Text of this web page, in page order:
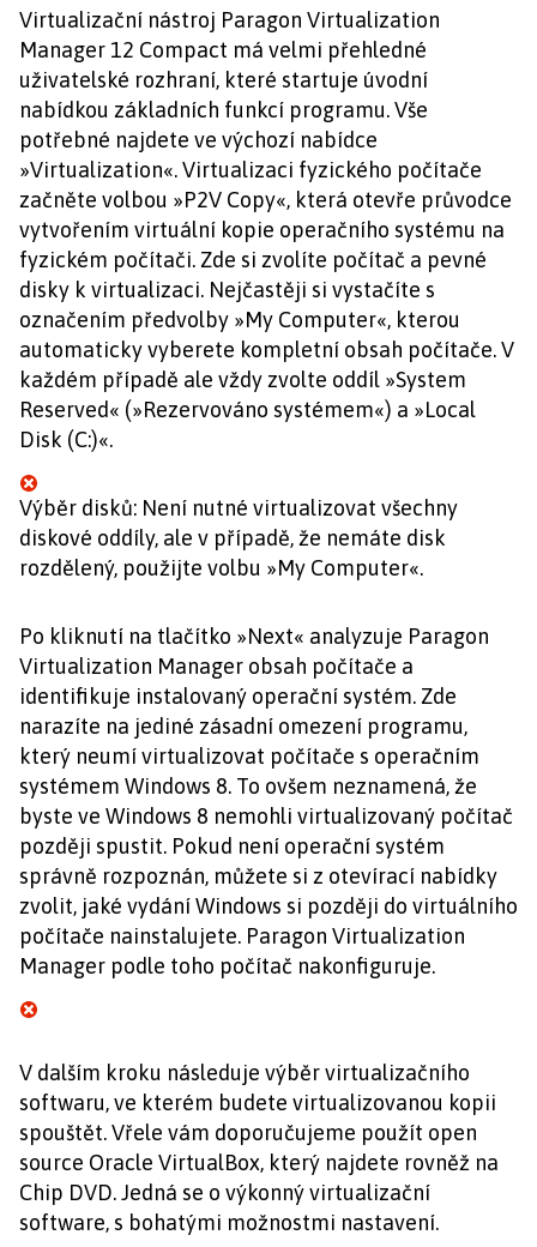
Virtualizační nástroj Paragon Virtualization
Manager 12 Compact má velmi přehledné
uživatelské rozhraní, které startuje úvodní
nabídkou základních funkcí programu. Vše
potřebné najdete ve výchozí nabídce
»Virtualization«. Virtualizaci fyzického počítače
začněte volbou »P2V Copy«, která otevře průvodce
vytvořením virtuální kopie operačního systému na
fyzickém počítači. Zde si zvolíte počítač a pevné
disky k virtualizaci. Nejčastěji si vystačíte s
označením předvolby »My Computer«, kterou
automaticky vyberete kompletní obsah počítače. V
každém případě ale vždy zvolte oddíl »System
Reserved« (»Rezervováno systémem«) a »Local
Disk (C:)«.
Výběr disků: Není nutné virtualizovat všechny
diskové oddíly, ale v případě, že nemáte disk
rozdělený, použijte volbu »My Computer«.
Po kliknutí na tlačítko »Next« analyzuje Paragon
Virtualization Manager obsah počítače a
identifikuje instalovaný operační systém. Zde
narazíte na jediné zásadní omezení programu,
který neumí virtualizovat počítače s operačním
systémem Windows 8. To ovšem neznamená, že
byste ve Windows 8 nemohli virtualizovaný počítač
později spustit. Pokud není operační systém
správně rozpoznán, můžete si z otevírací nabídky
zvolit, jaké vydání Windows si později do virtuálního
počítače nainstalujete. Paragon Virtualization
Manager podle toho počítač nakonfiguruje.
V dalším kroku následuje výběr virtualizačního
softwaru, ve kterém budete virtualizovanou kopii
spouštět. Vřele vám doporučujeme použít open
source Oracle VirtualBox, který najdete rovněž na
Chip DVD. Jedná se o výkonný virtualizační
software, s bohatými možnostmi nastavení.